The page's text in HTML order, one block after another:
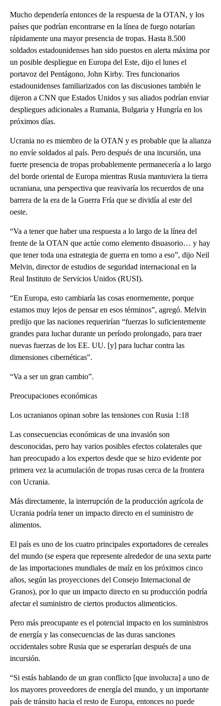
Mucho dependería entonces de la respuesta de la OTAN, y los
países que podrían encontrarse en la línea de fuego notarían
rápidamente una mayor presencia de tropas. Hasta 8.500
soldados estadounidenses han sido puestos en alerta máxima por
un posible despliegue en Europa del Este, dijo el lunes el
portavoz del Pentágono, John Kirby. Tres funcionarios
estadounidenses familiarizados con las discusiones también le
dijeron a CNN que Estados Unidos y sus aliados podrían enviar
despliegues adicionales a Rumania, Bulgaria y Hungría en los
próximos días.
Ucrania no es miembro de la OTAN y es probable que la alianza
no envíe soldados al país. Pero después de una incursión, una
fuerte presencia de tropas probablemente permanecería a lo largo
del borde oriental de Europa mientras Rusia mantuviera la tierra
ucraniana, una perspectiva que reavivaría los recuerdos de una
barrera de la era de la Guerra Fría que se dividía al este del
oeste.
“Va a tener que haber una respuesta a lo largo de la línea del
frente de la OTAN que actúe como elemento disuasorio… y hay
que tener toda una estrategia de guerra en torno a eso”, dijo Neil
Melvin, director de estudios de seguridad internacional en la
Real Instituto de Servicios Unidos (RUSI).
“En Europa, esto cambiaría las cosas enormemente, porque
estamos muy lejos de pensar en esos términos”, agregó. Melvin
predijo que las naciones requerirían “fuerzas lo suficientemente
grandes para luchar durante un período prolongado, para traer
nuevas fuerzas de los EE. UU. [y] para luchar contra las
dimensiones cibernéticas”.
“Va a ser un gran cambio”.
Preocupaciones económicas
Los ucranianos opinan sobre las tensiones con Rusia 1:18
Las consecuencias económicas de una invasión son
desconocidas, pero hay varios posibles efectos colaterales que
han preocupado a los expertos desde que se hizo evidente por
primera vez la acumulación de tropas rusas cerca de la frontera
con Ucrania.
Más directamente, la interrupción de la producción agrícola de
Ucrania podría tener un impacto directo en el suministro de
alimentos.
El país es uno de los cuatro principales exportadores de cereales
del mundo (se espera que represente alrededor de una sexta parte
de las importaciones mundiales de maíz en los próximos cinco
años, según las proyecciones del Consejo Internacional de
Granos), por lo que un impacto directo en su producción podría
afectar el suministro de ciertos productos alimenticios.
Pero más preocupante es el potencial impacto en los suministros
de energía y las consecuencias de las duras sanciones
occidentales sobre Rusia que se esperarían después de una
incursión.
“Si estás hablando de un gran conflicto [que involucra] a uno de
los mayores proveedores de energía del mundo, y un importante
país de tránsito hacia el resto de Europa, entonces no puede